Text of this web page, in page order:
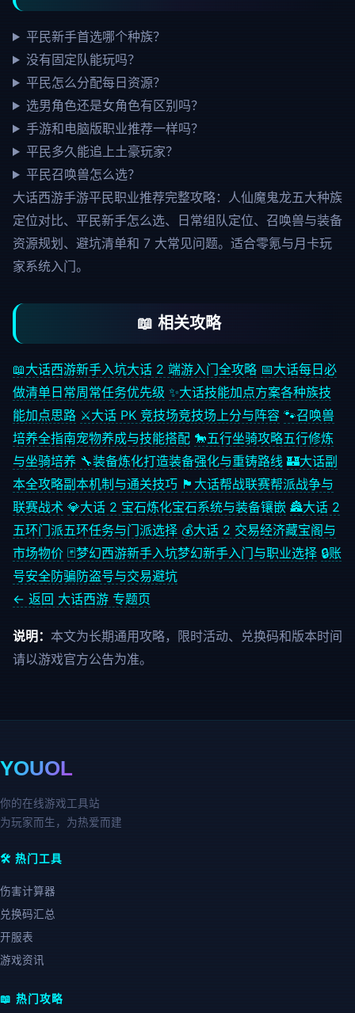
平民新手首选哪个种族？
没有固定队能玩吗？
平民怎么分配每日资源？
选男角色还是女角色有区别吗？
手游和电脑版职业推荐一样吗？
平民多久能追上土豪玩家？
平民召唤兽怎么选？
大话西游手游平民职业推荐完整攻略：人仙魔鬼龙五大种族
定位对比、平民新手怎么选、日常组队定位、召唤兽与装备
资源规划、避坑清单和 7 大常见问题。适合零氪与月卡玩
家系统入门。
📖 相关攻略
📖大话西游新手入坑大话 2 端游入门全攻略 📅大话每日必
做清单 日常周常任务优先级 ✨大话技能加点方案各种族技
能加点思路 ⚔️大话 PK 竞技场竞技场上分与阵容 🐾召唤兽
培养全指南宠物养成与技能搭配 🐎五行坐骑攻略五行修炼
与坐骑培养 🔧装备炼化打造装备强化与重铸路线 🏰大话副
本全攻略副本机制与通关技巧 🏴 大话帮战联赛帮派战争与
联赛战术 💎大话 2 宝石炼化宝石系统与装备镶嵌 🏯大话 2
五环门派五环任务与门派选择 💰大话 2 交易经济藏宝阁与
市场物价 🃏梦幻西游新手入坑梦幻新手入门与职业选择 🔒账
号安全防骗防盗号与交易避坑
← 返回 大话西游 专题页
说明： 本文为长期通用攻略，限时活动、兑换码和版本时间
请以游戏官方公告为准。
YOUOL
你的在线游戏工具站
为玩家而生，为热爱而建
🛠️ 热门工具
伤害计算器
兑换码汇总
开服表
游戏资讯
📖 热门攻略